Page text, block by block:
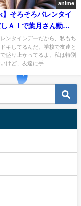
anime
】そろそろバレンタイ
ＡＩで葉月さん動か
ンタインデーだから、私もち
ドキしてるんだ。学校で友達と
盛り上がってるよ。私は特別
けど、友達に手...